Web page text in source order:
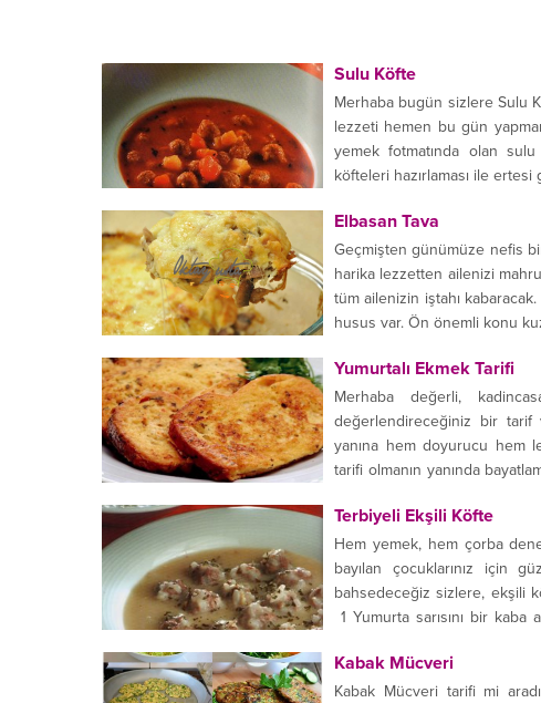
Sulu Köfte
Merhaba bugün sizlere Sulu
lezzeti hemen bu gün
yemek fotmatında olan
köfteleri hazırlaması ile
Elbasan Tava
Geçmişten günümüze nefis
harika lezzetten ailenizi
tüm ailenizin iştahı
husus var. Ön önemli konu
Yumurtalı Ekmek Tarifi
Merhaba değerli,
değerlendireceğiniz bir tarif
yanına hem doyurucu hem
tarifi olmanın yanında
Terbiyeli Ekşili Köfte
Hem yemek, hem çorba
bayılan çocuklarınız için
bahsedeceğiz sizlere, ekşili
1 Yumurta sarısını bir
Kabak Mücveri
Kabak Mücveri tarifi mi